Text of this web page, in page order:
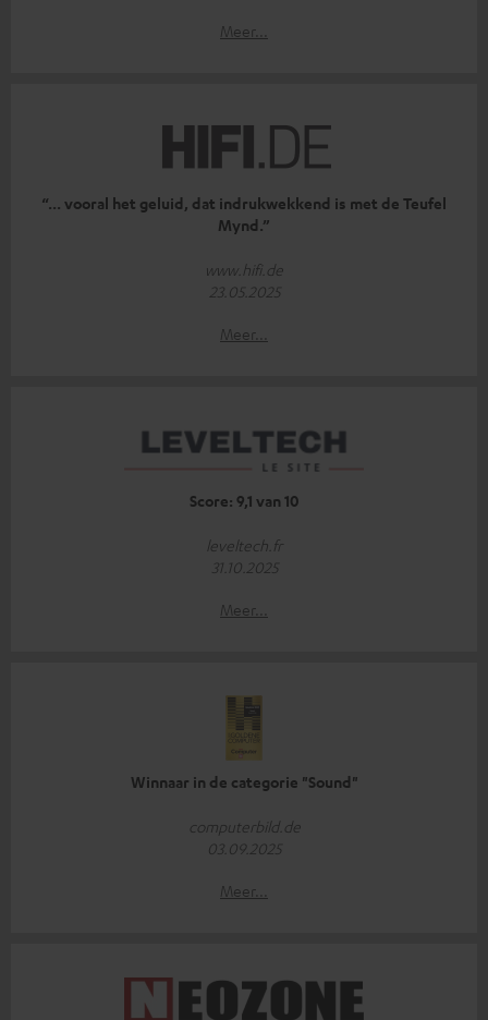
Meer...
“... vooral het geluid, dat indrukwekkend is met de Teufel
Mynd.”
www.hifi.de
23.05.2025
Meer...
Score: 9,1 van 10
leveltech.fr
31.10.2025
Meer...
Winnaar in de categorie "Sound"
computerbild.de
03.09.2025
Meer...